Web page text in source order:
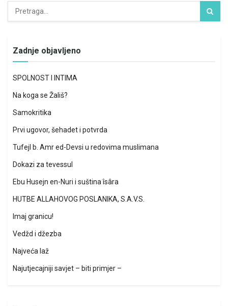
Zadnje objavljeno
SPOLNOST I INTIMA
Na koga se Žališ?
Samokritika
Prvi ugovor, šehadet i potvrda
Tufejl b. Amr ed-Devsi u redovima muslimana
Dokazi za tevessul
Ebu Husejn en-Nuri i suština îsâra
HUTBE ALLAHOVOG POSLANIKA, S.A.V.S.
Imaj granicu!
Vedžd i džezba
Najveća laž
Najutjecajniji savjet – biti primjer –